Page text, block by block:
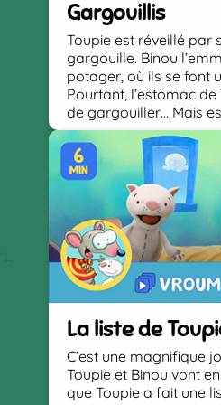
Gargouillis
Toupie est réveillé par
gargouille. Binou
potager, où ils se font
Pourtant, l’estomac
de gargouiller… Mais
La liste de
C’est une magnifique
Toupie et Binou vont
que Toupie a fait une